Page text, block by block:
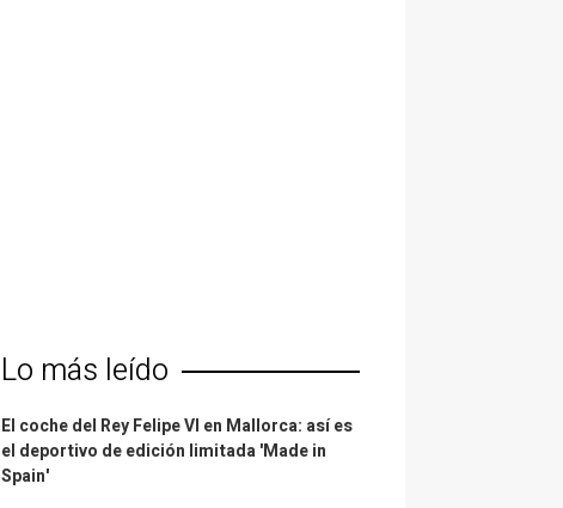
Lo más leído
El coche del Rey Felipe VI en Mallorca: así es
el deportivo de edición limitada 'Made in
Spain'